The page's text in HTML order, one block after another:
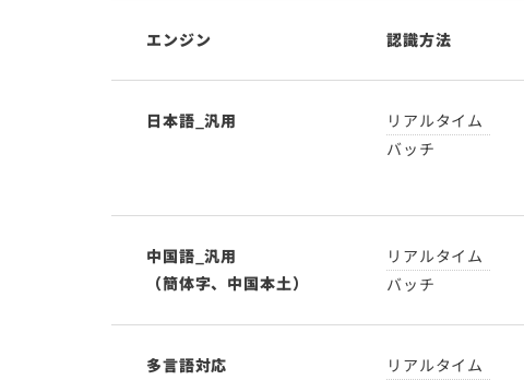
エンジン 認識方法
日本語_汎用
リアルタイム
バッチ
中国語_汎用
（簡体字、中国本土）
リアルタイム
バッチ
多言語対応
リアルタイム